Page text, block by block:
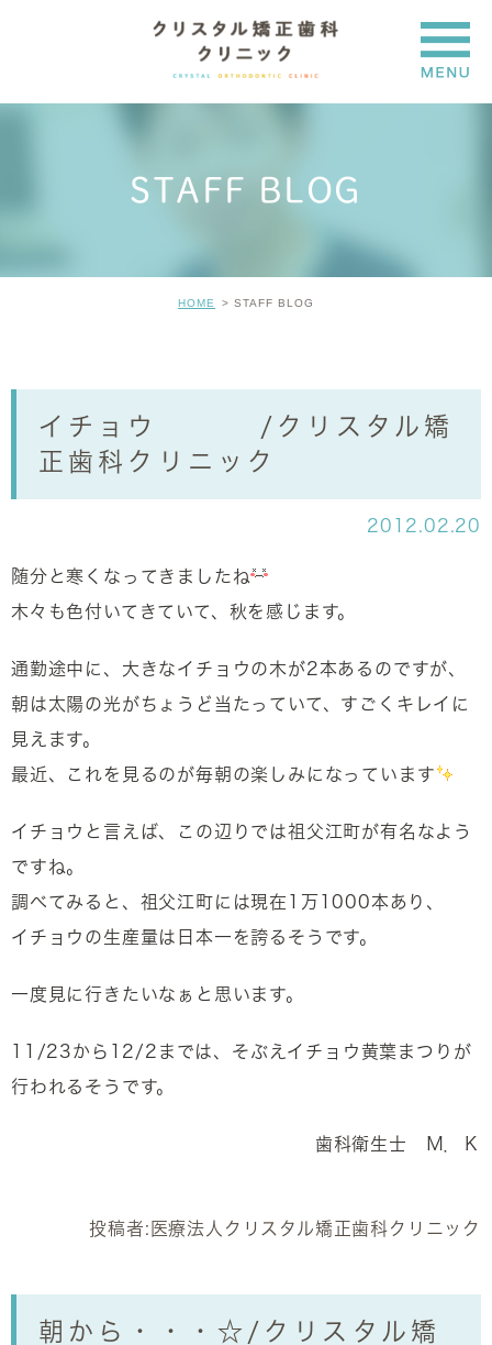
STAFF BLOG
HOME STAFF BLOG
イチョウ /クリスタル矯
正歯科クリニック
2012.02.20
随分と寒くなってきましたね
木々も色付いてきていて、秋を感じます。
通勤途中に、大きなイチョウの木が2本あるのですが、
朝は太陽の光がちょうど当たっていて、すごくキレイに
見えます。
最近、これを見るのが毎朝の楽しみになっています
イチョウと言えば、この辺りでは祖父江町が有名なよう
ですね。
調べてみると、祖父江町には現在1万1000本あり、
イチョウの生産量は日本一を誇るそうです。
一度見に行きたいなぁと思います。
11/23から12/2までは、そぶえイチョウ黄葉まつりが
行われるそうです。
歯科衛生士 Ｍ．Ｋ
投稿者: 医療法人クリスタル矯正歯科クリニック
朝から・・・☆/クリスタル矯